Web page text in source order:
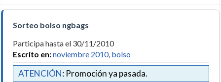
Sorteo bolso ngbags
Participa hasta el 30/11/2010
Escrito en:noviembre 2010, bolso
ATENCIÓN: Promoción ya pasada.